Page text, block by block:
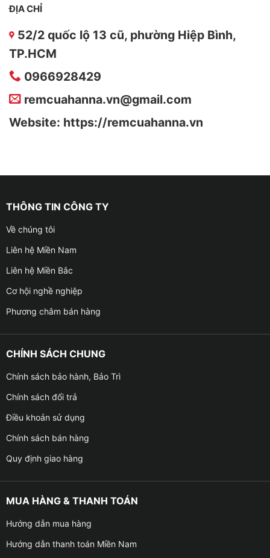
ĐỊA CHỈ
52/2 quốc lộ 13 cũ, phường Hiệp Bình,
TP.HCM
0966928429
remcuahanna.vn@gmail.com
Website: https://remcuahanna.vn
THÔNG TIN CÔNG TY
Về chúng tôi
Liên hệ Miền Nam
Liên hệ Miền Bắc
Cơ hội nghề nghiệp
Phương châm bán hàng
CHÍNH SÁCH CHUNG
Chính sách bảo hành, Bảo Trì
Chính sách đổi trả
Điều khoản sử dụng
Chính sách bán hàng
Quy định giao hàng
MUA HÀNG & THANH TOÁN
Hướng dẫn mua hàng
Hướng dẫn thanh toán Miền Nam